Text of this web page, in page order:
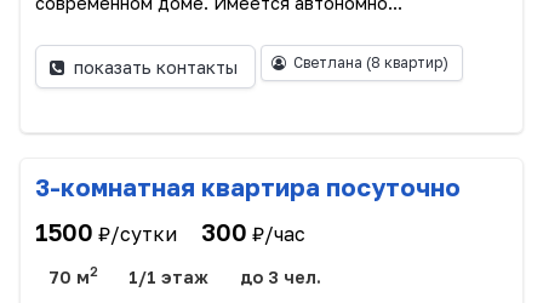
показать контакты Светлана (8 квартир)
3-комнатная квартира посуточно
1500 ₽/сутки 300 ₽/час
70 м2 1/1 этаж до 3 чел.